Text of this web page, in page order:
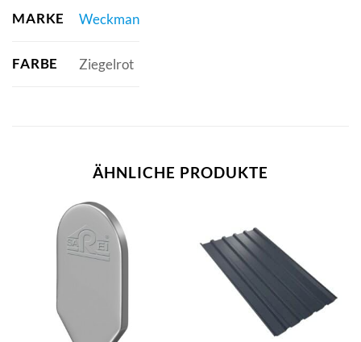
MARKE Weckman
FARBE Ziegelrot
ÄHNLICHE PRODUKTE